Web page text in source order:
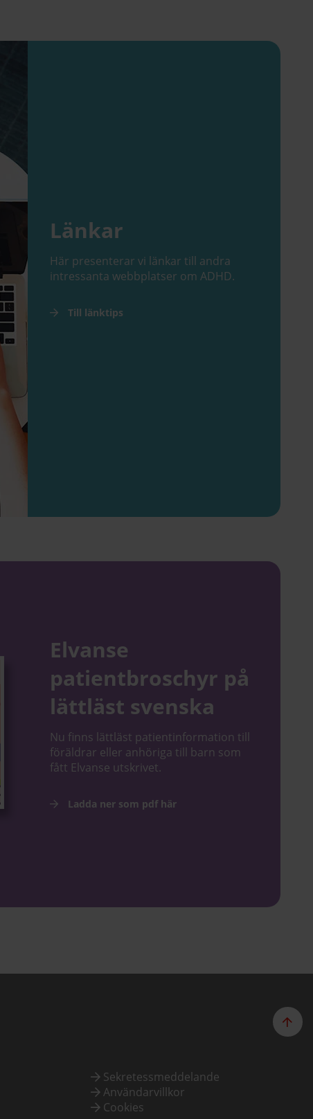
Länkar
Här presenterar vi länkar till andra
intressanta webbplatser om ADHD.
Till länktips
Elvanse
patientbroschyr på
lättläst svenska
Nu finns lättläst patientinformation till
föräldrar eller anhöriga till barn som
fått Elvanse utskrivet.
Ladda ner som pdf här
Sekretessmeddelande
Användarvillkor
Cookies